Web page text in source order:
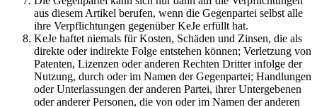
aus diesem Artikel berufen, wenn die Gegenpartei selbst alle
ihre Verpflichtungen gegenüber KeJe erfüllt hat.
KeJe haftet niemals für Kosten, Schäden und Zinsen, die als
direkte oder indirekte Folge entstehen können; Verletzung von
Patenten, Lizenzen oder anderen Rechten Dritter infolge der
Nutzung, durch oder im Namen der Gegenpartei; Handlungen
oder Unterlassungen der anderen Partei, ihrer Untergebenen
oder anderer Personen, die von oder im Namen der anderen